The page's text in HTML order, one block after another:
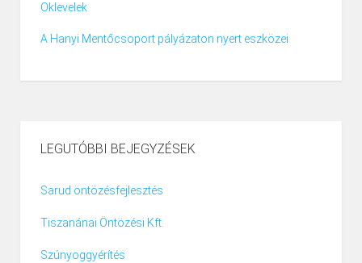
Oklevelek
A Hanyi Mentőcsoport pályázaton nyert eszközei
LEGUTÓBBI BEJEGYZÉSEK
Sarud öntözésfejlesztés
Tiszanánai Öntözési Kft.
Szúnyoggyérítés